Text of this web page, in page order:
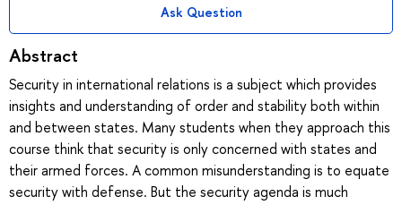
Ask Question
Abstract
Security in international relations is a subject which provides
insights and understanding of order and stability both within
and between states. Many students when they approach this
course think that security is only concerned with states and
their armed forces. A common misunderstanding is to equate
security with defense. But the security agenda is much